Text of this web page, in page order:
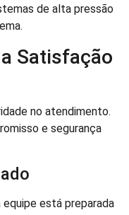
de alta pressão
Satisfação
no atendimento.
e segurança
equipe está preparada